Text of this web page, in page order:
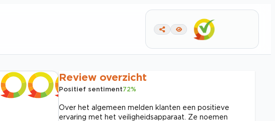
Review overzicht
Positief sentiment72%
Over het algemeen melden klanten een positieve
ervaring met het veiligheidsapparaat. Ze noemen